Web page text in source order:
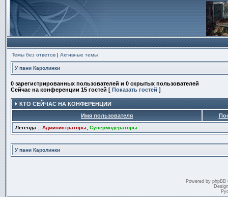
Темы без ответов | Активные темы
У пани Каролинки
0 зарегистрированных пользователей и 0 скрытых пользователей
Сейчас на конференции 15 гостей [ Показать гостей ]
КТО СЕЙЧАС НА КОНФЕРЕНЦИИ
Имя пользователя
Легенда :: Администраторы Супермодераторы
У пани Каролинки
Powered by phpBB